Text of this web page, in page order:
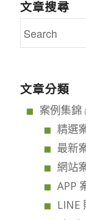
文章搜尋
文章分類
案例集錦
精選
最新
網站
APP
LINE